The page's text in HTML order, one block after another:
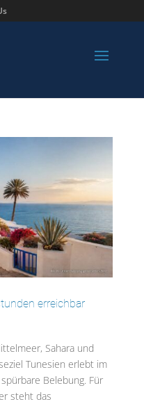
erreichbar
Sahara und
Tunesien erlebt im
Belebung. Für
steht das